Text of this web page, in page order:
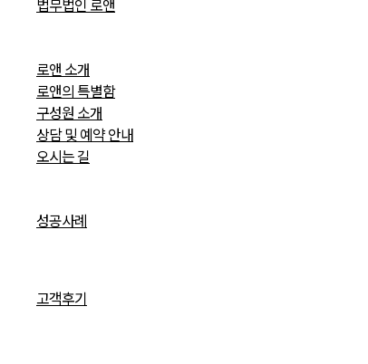
법무법인 로앤
로앤 소개
로앤의 특별함
구성원 소개
상담 및 예약 안내
오시는 길
성공사례
고객후기